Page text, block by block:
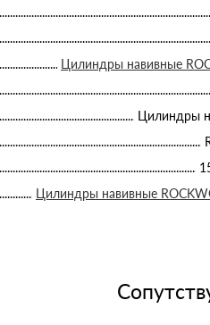
Цилиндры навивные
Цилиндры
Цилиндры навивные